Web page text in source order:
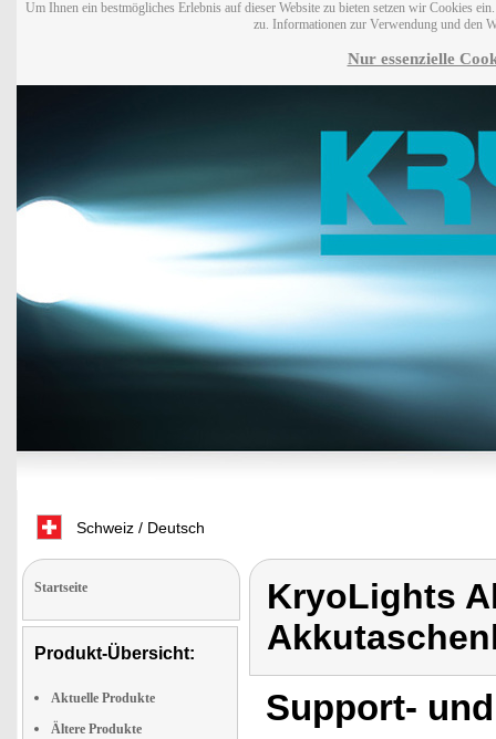
Um Ihnen ein bestmögliches Erlebnis auf dieser Website zu bieten setzen wir Cookies
zu. Informationen zur Verwendung und den
Nur essenzielle
Schweiz / Deutsch
Startseite
Produkt-Übersicht:
Aktuelle Produkte
Ältere Produkte
KryoLights
Support-